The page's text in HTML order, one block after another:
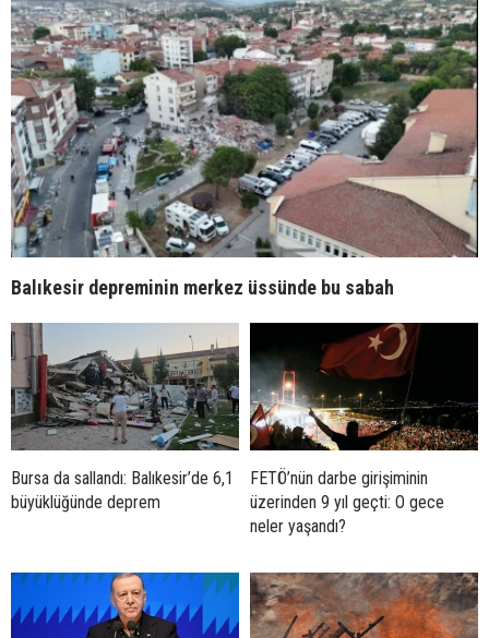
Balıkesir depreminin merkez üssünde bu sabah
Bursa da sallandı: Balıkesir’de 6,1
büyüklüğünde deprem
FETÖ’nün darbe girişiminin
üzerinden 9 yıl geçti: O gece
neler yaşandı?